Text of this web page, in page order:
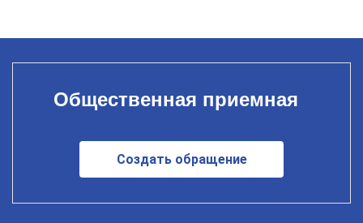
Общественная приемная
Создать обращение